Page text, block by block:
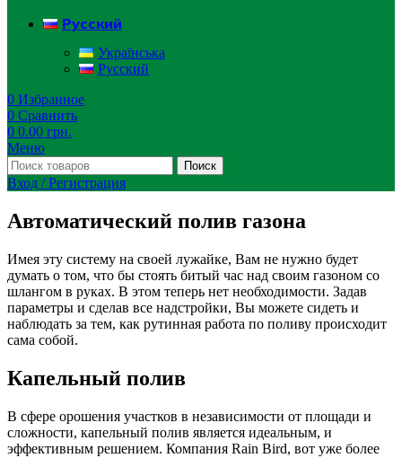
Русский
Українська
Русский
0 Избранное
0 Сравнить
0 0.00 грн.
Меню
Поиск
Вход / Регистрация
Автоматический полив газона
Имея эту систему на своей лужайке, Вам не нужно будет
думать о том, что бы стоять битый час над своим газоном со
шлангом в руках. В этом теперь нет необходимости. Задав
параметры и сделав все надстройки, Вы можете сидеть и
наблюдать за тем, как рутинная работа по поливу происходит
сама собой.
Капельный полив
В сфере орошения участков в независимости от площади и
сложности, капельный полив является идеальным, и
эффективным решением. Компания Rain Bird, вот уже более